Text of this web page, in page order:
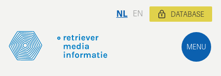
MENU
NL EN DATABASE